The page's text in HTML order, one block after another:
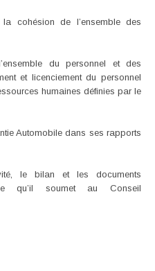
cohésion de l’ensemble des
du personnel et des
et licenciement du personnel
humaines définies par le
Automobile dans ses rapports
le bilan et les documents
qu’il soumet au Conseil